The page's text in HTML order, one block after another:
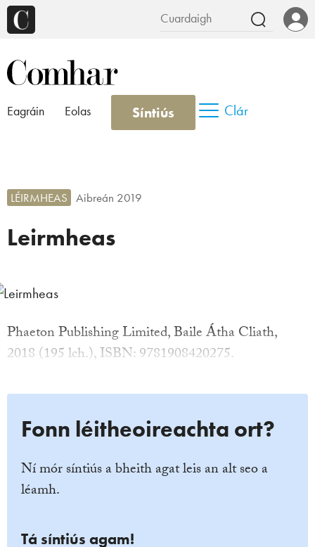
Eagráin Eolas Síntiús Clár
Leirmheas
LÉIRMHEAS Aibreán 2019
Phaeton Publishing Limited, Baile Átha Cliath,
2018 (195 lch.), ISBN: 9781908420275.
Fonn léitheoireachta ort?
Ní mór síntiús a bheith agat leis an alt seo a
léamh.
Tá síntiús agam!